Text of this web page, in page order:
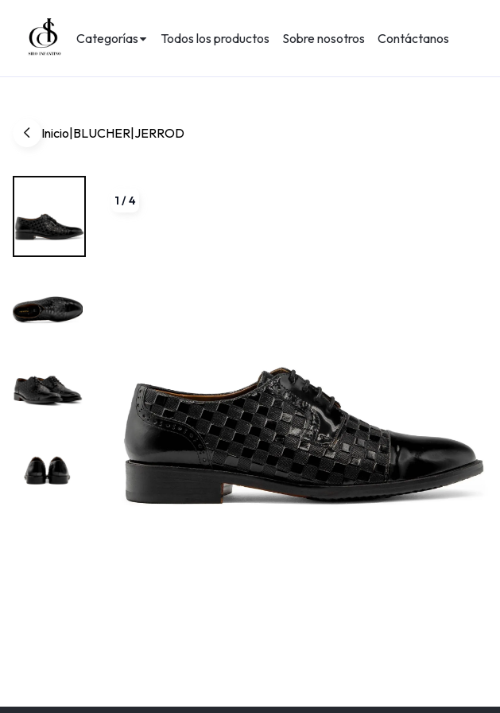
Categorías Todos los productos Sobre nosotros Contáctanos
Inicio BLUCHER JERROD
1 /4